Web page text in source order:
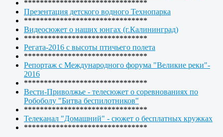
*******************************
Презентация детского водного Технопарка
*******************************
Видеосюжет о наших юнгах (г.Калининград)
*******************************
Регата-2016 с высоты птичьего полета
*******************************
Репортаж с Международного форума "Великие реки"-
2016
*******************************
Вести-Приволжье - телесюжет о соревнованиях по
Робоболу "Битва беспилотников"
*******************************
Телеканал "Домашний" - сюжет о бесплатных кружках
*******************************